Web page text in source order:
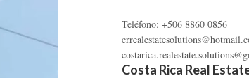
Teléfono: +506 8860 0856
Costa Rica Real